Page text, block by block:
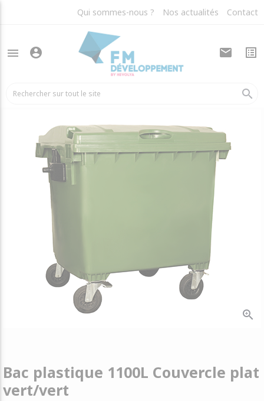
Qui sommes-nous ? Nos actualités Contact
menu account_circle mail list_alt
search
arrow_back Bacs plastiques
zoom_in
Bac plastique 1100L Couvercle plat
vert/vert